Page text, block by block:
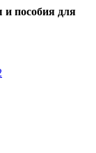
пособия для